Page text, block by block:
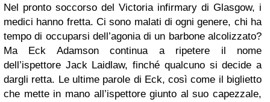
Nel pronto soccorso del Victoria infirmary di Glasgow, i
medici hanno fretta. Ci sono malati di ogni genere, chi ha
tempo di occuparsi dell’agonia di un barbone alcolizzato?
Ma Eck Adamson continua a ripetere il nome
dell’ispettore Jack Laidlaw, finché qualcuno si decide a
dargli retta. Le ultime parole di Eck, così come il biglietto
che mette in mano all’ispettore giunto al suo capezzale,